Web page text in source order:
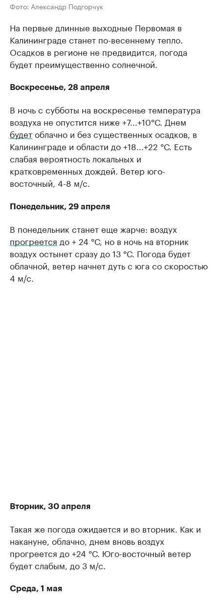
Фото: Александр Подгорчук
На первые длинные выходные Первомая в
Калининграде станет по-весеннему тепло.
Осадков в регионе не предвидится, погода
будет преимущественно солнечной.
Воскресенье, 28 апреля
В ночь с субботы на воскресенье температура
воздуха не опустится ниже +7...+10°С. Днем
будетоблачно и без существенных осадков, в
Калининграде и области до +18...+22 °С. Есть
слабая вероятность локальных и
кратковременных дождей. Ветер юго-
восточный, 4-8 м/с.
Понедельник, 29 апреля
В понедельник станет еще жарче: воздух
прогреется до + 24 °С, но в ночь на вторник
воздух остынет сразу до 13 °С. Погода будет
облачной, ветер начнет дуть с юга со скоростью
4 м/с.
Вторник, 30 апреля
Такая же погода ожидается и во вторник. Как и
накануне, облачно, днем вновь воздух
прогреется до +24 °С. Юго-восточный ветер
будет слабым, до 3 м/с.
Среда, 1 мая